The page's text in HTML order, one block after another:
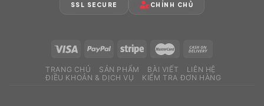
SSL SECURE CHÍNH CHỦ
TRANG CHỦ SẢN PHẨM BÀI VIẾT
LIÊN HỆ
ĐIỀU KHOẢN & DỊCH VỤ
KIỂM TRA ĐƠN HÀNG